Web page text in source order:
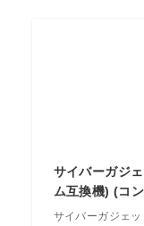
サイバーガジ
ム互換機) (コ
サイバーガジェッ